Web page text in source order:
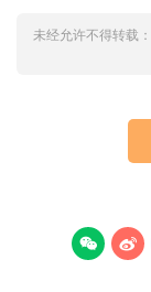
未经允许不得转载：
 